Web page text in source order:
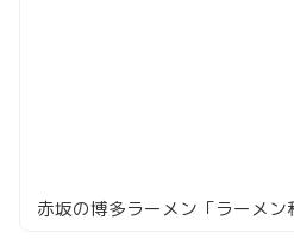
赤坂の博多ラーメン「ラーメン